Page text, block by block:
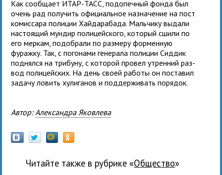
Как сооб­щает ИТАР-ТАСС, под­опеч­ный фонда был
очень рад полу­чить офи­ци­аль­ное назна­че­ние на пост
комис­сара поли­ции Хайдарабада. Мальчику выдали
насто­я­щий мун­дир поли­цей­ского, кото­рый сшили по
его мер­кам, подо­брали по раз­меру фор­мен­ную
фуражку. Так, с пого­нами гене­рала поли­ции Сиддик
под­нялся на три­буну, с кото­рой про­вел утрен­ний раз­
вод поли­цей­ских. На день своей работы он поста­вил
задачу ловить хули­га­нов и под­дер­жи­вать порядок.
Автор: Александра Яковлева
Читайте также в рубрике « общество»